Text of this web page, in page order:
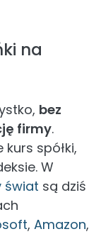
na
bez
firmy.
spółki,
W
świat są dziś
, Amazon,